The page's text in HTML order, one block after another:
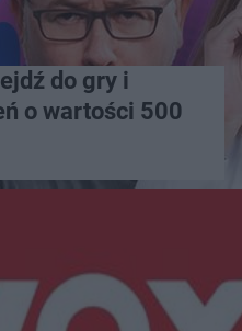
do gry i
o wartości 500